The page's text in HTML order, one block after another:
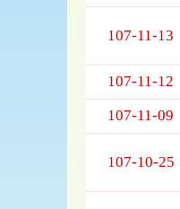
為：
期、
標
107-11-13
107-11-12
107-11-09
107-10-25